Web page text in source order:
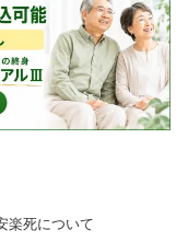
楽死について